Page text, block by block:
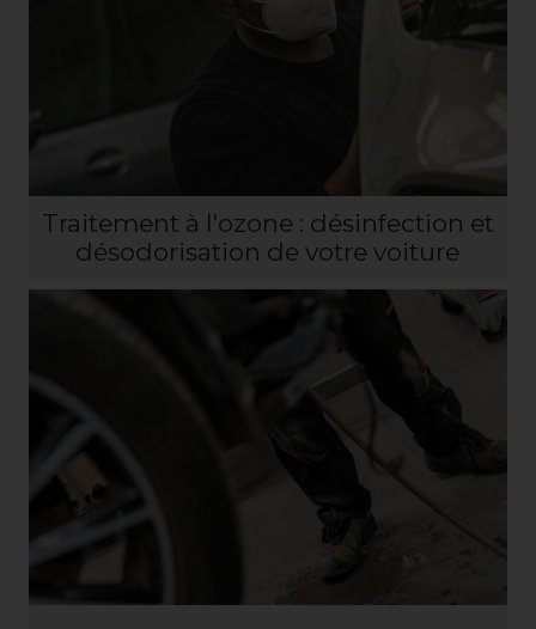
Traitement à l'ozone : désinfection et
désodorisation de votre voiture